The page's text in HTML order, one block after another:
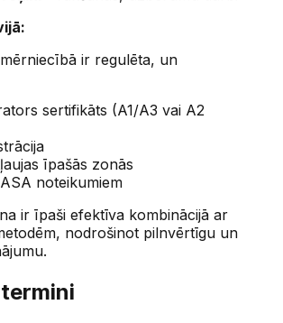
ir regulēta, un
sertifikāts (A1/A3 vai A2
īpašās zonās
noteikumiem
ir īpaši efektīva kombinācijā ar
nodrošinot pilnvērtīgu un